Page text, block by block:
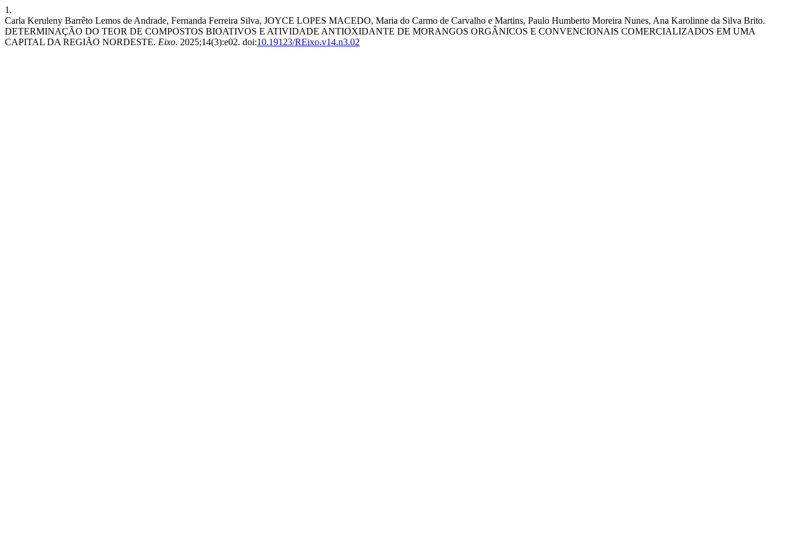
1.
Carla Keruleny Barrêto Lemos de Andrade, Fernanda Ferreira Silva, JOYCE LOPES MACEDO, Maria do Carmo de Carvalho e Martins, Paulo Humberto Moreira Nunes, Ana Karolinne da Silva Brito.
DETERMINAÇÃO DO TEOR DE COMPOSTOS BIOATIVOS E ATIVIDADE ANTIOXIDANTE DE MORANGOS ORGÂNICOS E CONVENCIONAIS COMERCIALIZADOS EM UMA
CAPITAL DA REGIÃO NORDESTE. Eixo. 2025;14(3):e02. doi:10.19123/REixo.v14.n3.02